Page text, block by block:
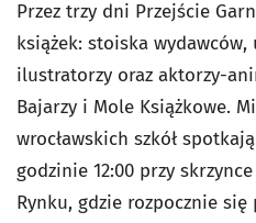
Przez trzy dni Przejście
książek: stoiska
ilustratorzy oraz aktorzy-
Bajarzy i Mole Książkowe.
wrocławskich szkół
godzinie 12:00 przy
Rynku, gdzie rozpocznie się